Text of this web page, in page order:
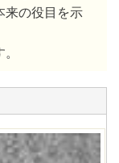
来の役目を示